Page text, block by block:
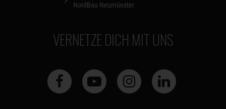
NordBau Neumünster
VERNETZE DICH MIT UNS